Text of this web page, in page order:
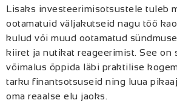
Lisaks investeerimisotsustele tuleb
ootamatuid väljakutseid nagu töö
kulud või muud ootamatud
kiiret ja nutikat reageerimist. See on
võimalus õppida läbi praktilise
tarku finantsotsuseid ning luua
oma reaalse elu jaoks.